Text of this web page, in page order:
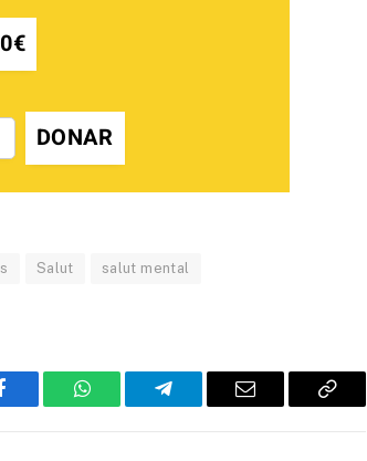
DONAR
Salut salut mental
WhatsAppTelegram Email
Copy